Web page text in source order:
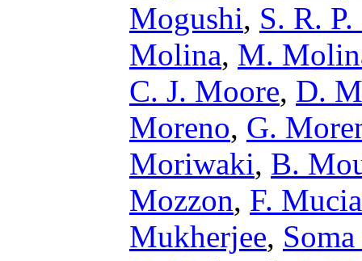
Mogushi, S. R.
Molina, M.
C. J. Moore, D.
Moreno, G.
Moriwaki, B.
Mozzon, F.
Mukherjee,